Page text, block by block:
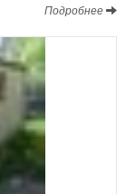
Подробнее